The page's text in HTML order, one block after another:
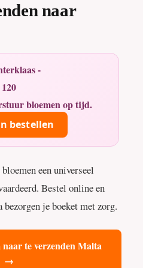
naar
-
120
bloemen op tijd.
bestellen
een universeel
Bestel online en
je boeket met zorg.
te verzenden Malta
→